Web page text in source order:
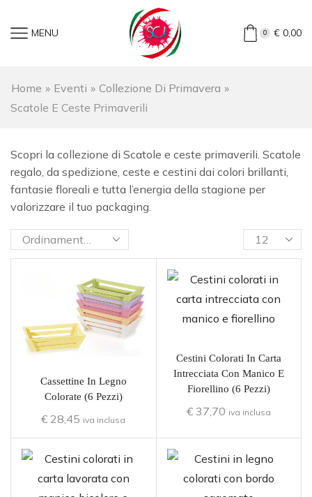
MENU 0 €0,00
Home » Eventi » Collezione Di Primavera »
Scatole E Ceste Primaverili
Scopri la collezione di Scatole e ceste primaverili. Scatole
regalo, da spedizione, ceste e cestini dai colori brillanti,
fantasie floreali e tutta l’energia della stagione per
valorizzare il tuo packaging.
Cassettine In Legno
Colorate (6 Pezzi)
€ 28,45 iva inclusa
Cestini Colorati In Carta
Intrecciata Con Manico E
Fiorellino (6 Pezzi)
€37,70 iva inclusa